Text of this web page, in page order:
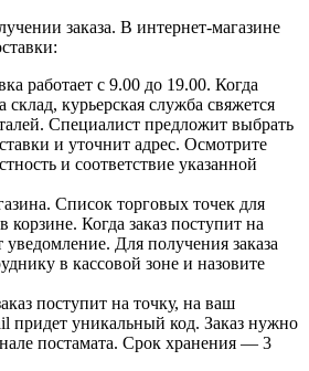
заказа. В интернет-магазине
работает с 9.00 до 19.00. Когда
склад, курьерская служба свяжется
Специалист предложит выбрать
и уточнит адрес. Осмотрите
и соответствие указанной
Список торговых точек для
корзине. Когда заказ поступит на
уведомление. Для получения заказа
в кассовой зоне и назовите
поступит на точку, на ваш
придет уникальный код. Заказ нужно
постамата. Срок хранения — 3